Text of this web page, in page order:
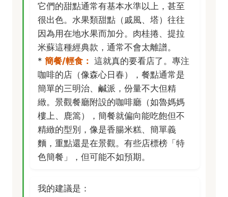
它們的甜點通常有基本水準以上，甚至
很出色。水果類甜點（戚風、塔）往往
因為用在地水果而加分。肉桂捲、提拉
米蘇這種經典款，通常不會太離譜。
* 簡餐/輕食： 這就真的要看店了。專注
咖啡的店（像森心日春），餐點通常是
簡單的三明治、鹹派，份量不大但精
緻。景觀餐廳附設的咖啡廳（如魯媽媽
樓上、鹿篙），簡餐就偏向能吃飽但不
精緻的型別，像是香腸米糕、簡單義
麵，重點還是在景觀。有些店標榜「特
色簡餐」，但可能不如預期。
我的建議是：